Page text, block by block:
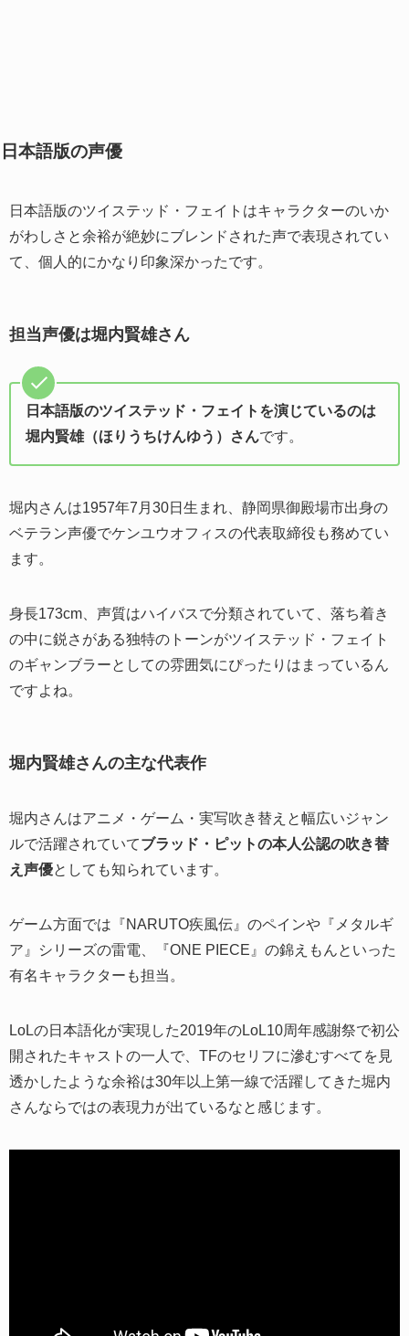
日本語版の声優
日本語版のツイステッド・フェイトはキャラクターのいか
がわしさと余裕が絶妙にブレンドされた声で表現されてい
て、個人的にかなり印象深かったです。
担当声優は堀内賢雄さん
日本語版のツイステッド・フェイトを演じているのは
堀内賢雄（ほりうちけんゆう）さんです。
堀内さんは1957年7月30日生まれ、静岡県御殿場市出身の
ベテラン声優でケンユウオフィスの代表取締役も務めてい
ます。
身長173cm、声質はハイバスで分類されていて、落ち着き
の中に鋭さがある独特のトーンがツイステッド・フェイト
のギャンブラーとしての雰囲気にぴったりはまっているん
ですよね。
堀内賢雄さんの主な代表作
堀内さんはアニメ・ゲーム・実写吹き替えと幅広いジャン
ルで活躍されていてブラッド・ピットの本人公認の吹き替
え声優としても知られています。
ゲーム方面では『NARUTO疾風伝』のペインや『メタルギ
ア』シリーズの雷電、『ONE PIECE』の錦えもんといった
有名キャラクターも担当。
LoLの日本語化が実現した2019年のLoL10周年感謝祭で初公
開されたキャストの一人で、TFのセリフに滲むすべてを見
透かしたような余裕は30年以上第一線で活躍してきた堀内
さんならではの表現力が出ているなと感じます。